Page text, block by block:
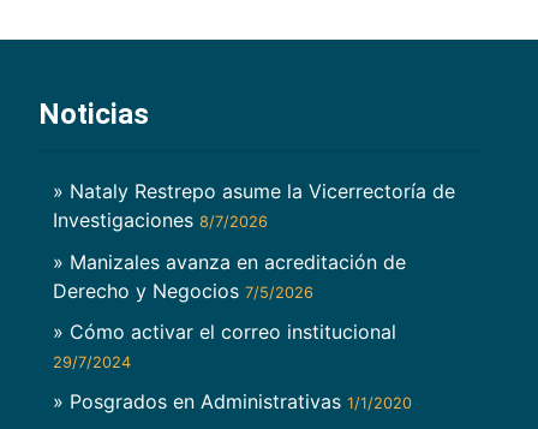
Noticias
» Nataly Restrepo asume la Vicerrectoría de
Investigaciones 8/7/2026
» Manizales avanza en acreditación de
Derecho y Negocios 7/5/2026
» Cómo activar el correo institucional
29/7/2024
» Posgrados en Administrativas 1/1/2020